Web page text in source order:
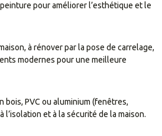
pour améliorer l’esthétique et le
à rénover par la pose de carrelage,
modernes pour une meilleure
bois, PVC ou aluminium (fenêtres,
l’isolation et à la sécurité de la maison.